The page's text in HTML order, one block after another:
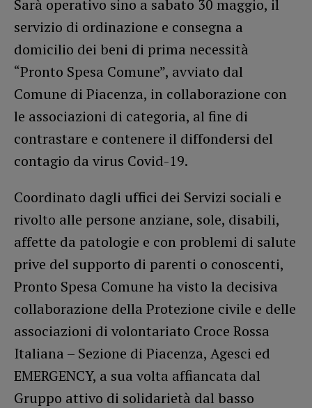
Sarà operativo sino a sabato 30 maggio, il
servizio di ordinazione e consegna a
domicilio dei beni di prima necessità
“Pronto Spesa Comune”, avviato dal
Comune di Piacenza, in collaborazione con
le associazioni di categoria, al fine di
contrastare e contenere il diffondersi del
contagio da virus Covid-19.
Coordinato dagli uffici dei Servizi sociali e
rivolto alle persone anziane, sole, disabili,
affette da patologie e con problemi di salute
prive del supporto di parenti o conoscenti,
Pronto Spesa Comune ha visto la decisiva
collaborazione della Protezione civile e delle
associazioni di volontariato Croce Rossa
Italiana – Sezione di Piacenza, Agesci ed
EMERGENCY, a sua volta affiancata dal
Gruppo attivo di solidarietà dal basso